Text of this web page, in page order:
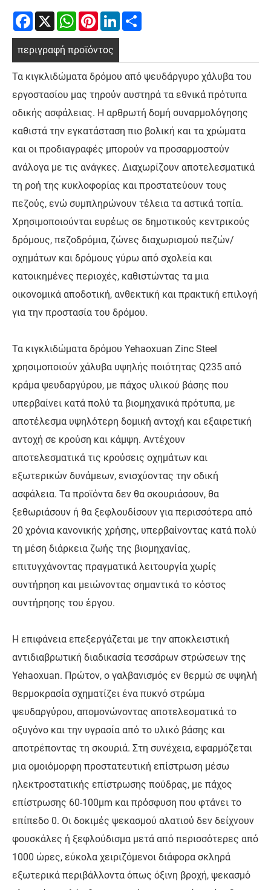
Facebook
X WhatsApp
PinterestLinkedIn
περιγραφή προϊόντος
Τα κιγκλιδώματα δρόμου από ψευδάργυρο χάλυβα του
εργοστασίου μας τηρούν αυστηρά τα εθνικά πρότυπα
οδικής ασφάλειας. Η αρθρωτή δομή συναρμολόγησης
καθιστά την εγκατάσταση πιο βολική και τα χρώματα
και οι προδιαγραφές μπορούν να προσαρμοστούν
ανάλογα με τις ανάγκες. Διαχωρίζουν αποτελεσματικά
τη ροή της κυκλοφορίας και προστατεύουν τους
πεζούς, ενώ συμπληρώνουν τέλεια τα αστικά τοπία.
Χρησιμοποιούνται ευρέως σε δημοτικούς κεντρικούς
δρόμους, πεζοδρόμια, ζώνες διαχωρισμού πεζών/
οχημάτων και δρόμους γύρω από σχολεία και
κατοικημένες περιοχές, καθιστώντας τα μια
οικονομικά αποδοτική, ανθεκτική και πρακτική επιλογή
για την προστασία του δρόμου.
Τα κιγκλιδώματα δρόμου Yehaoxuan Zinc Steel
χρησιμοποιούν χάλυβα υψηλής ποιότητας Q235 από
κράμα ψευδαργύρου, με πάχος υλικού βάσης που
υπερβαίνει κατά πολύ τα βιομηχανικά πρότυπα, με
αποτέλεσμα υψηλότερη δομική αντοχή και εξαιρετική
αντοχή σε κρούση και κάμψη. Αντέχουν
αποτελεσματικά τις κρούσεις οχημάτων και
εξωτερικών δυνάμεων, ενισχύοντας την οδική
ασφάλεια. Τα προϊόντα δεν θα σκουριάσουν, θα
ξεθωριάσουν ή θα ξεφλουδίσουν για περισσότερα από
20 χρόνια κανονικής χρήσης, υπερβαίνοντας κατά πολύ
τη μέση διάρκεια ζωής της βιομηχανίας,
επιτυγχάνοντας πραγματικά λειτουργία χωρίς
συντήρηση και μειώνοντας σημαντικά το κόστος
συντήρησης του έργου.
Η επιφάνεια επεξεργάζεται με την αποκλειστική
αντιδιαβρωτική διαδικασία τεσσάρων στρώσεων της
Yehaoxuan. Πρώτον, ο γαλβανισμός εν θερμώ σε υψηλή
θερμοκρασία σχηματίζει ένα πυκνό στρώμα
ψευδαργύρου, απομονώνοντας αποτελεσματικά το
οξυγόνο και την υγρασία από το υλικό βάσης και
αποτρέποντας τη σκουριά. Στη συνέχεια, εφαρμόζεται
μια ομοιόμορφη προστατευτική επίστρωση μέσω
ηλεκτροστατικής επίστρωσης πούδρας, με πάχος
επίστρωσης 60-100μm και πρόσφυση που φτάνει το
επίπεδο 0. Οι δοκιμές ψεκασμού αλατιού δεν δείχνουν
φουσκάλες ή ξεφλούδισμα μετά από περισσότερες από
1000 ώρες, εύκολα χειριζόμενοι διάφορα σκληρά
εξωτερικά περιβάλλοντα όπως όξινη βροχή, ψεκασμό